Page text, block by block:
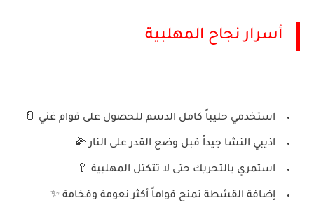
أسرار نجاح المهلبية
استخدمي حليباً كامل الدسم للحصول على قوام غني 🥛
اذيبي النشا جيداً قبل وضع القدر على النار 🌽
استمري بالتحريك حتى لا تتكتل المهلبية 🥄
إضافة القشطة تمنح قواماً أكثر نعومة وفخامة ✨